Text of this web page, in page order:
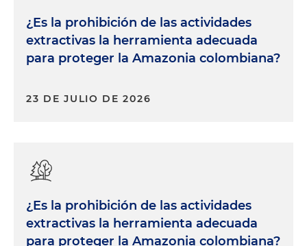
¿Es la prohibición de las actividades
extractivas la herramienta adecuada
para proteger la Amazonia colombiana?
23 DE JULIO DE 2026
¿Es la prohibición de las actividades
extractivas la herramienta adecuada
para proteger la Amazonia colombiana?